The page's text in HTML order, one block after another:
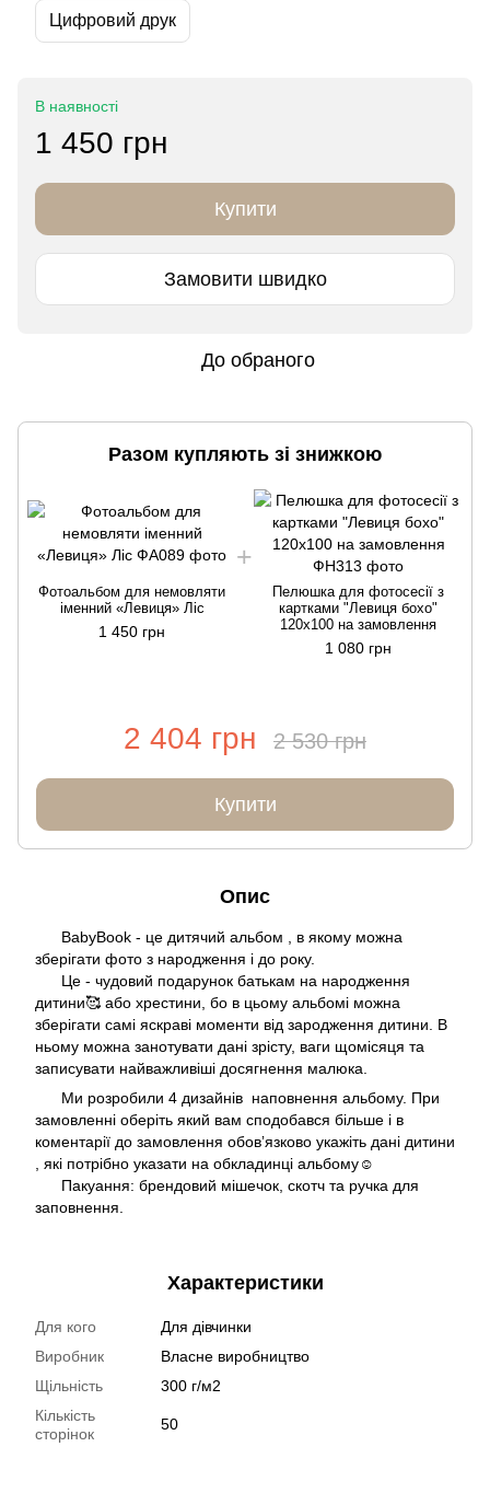
Цифровий друк
В наявності
1 450 грн
Купити
Замовити швидко
До обраного
Разом купляють зі знижкою
Фотоальбом для немовляти
іменний «Левиця» Ліс
1 450 грн
Пелюшка для фотосесії з
картками "Левиця бохо"
120х100 на замовлення
1 080 грн
2 404 грн 2 530 грн
Купити
Опис
BabyBook - це дитячий альбом , в якому можна
зберігати фото з народження і до року.
Це - чудовий подарунок батькам на народження
дитини🥰 або хрестини, бо в цьому альбомі можна
зберігати самі яскраві моменти від зародження дитини. В
ньому можна занотувати дані зрісту, ваги щомісяця та
записувати найважливіші досягнення малюка.
Ми розробили 4 дизайнів наповнення альбому. При
замовленні оберіть який вам сподобався більше і в
коментарії до замовлення обовʼязково укажіть дані дитини
, які потрібно указати на обкладинці альбому☺️
Пакуання: брендовий мішечок, скотч та ручка для
заповнення.
Характеристики
Для кого
Для дівчинки
Виробник
Власне виробництво
Щільність
300 г/м2
Кількість
сторінок
50